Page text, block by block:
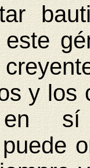
y los
en sí